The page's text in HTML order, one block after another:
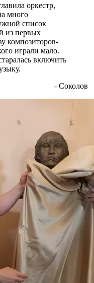
оркестр,
много
список
из первых
композиторов-
играли мало.
включить
- Соколов